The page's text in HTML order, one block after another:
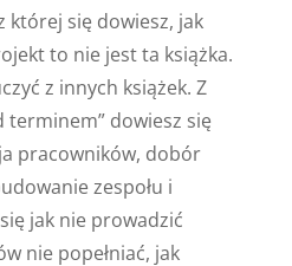
której się dowiesz, jak
to nie jest ta książka.
z innych książek. Z
terminem” dowiesz się
pracowników, dobór
zespołu i
jak nie prowadzić
nie popełniać, jak